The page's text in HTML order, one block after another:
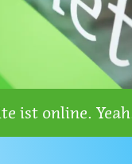
ist online.